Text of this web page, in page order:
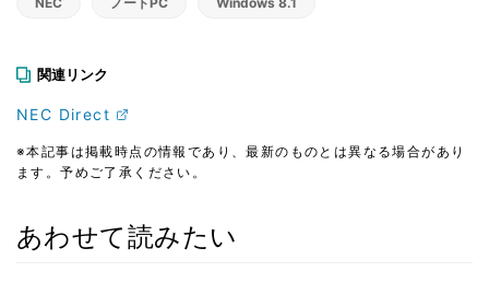
関連リンク
NEC Direct
※本記事は掲載時点の情報であり、最新のものとは異なる場合があり
ます。予めご了承ください。
あわせて読みたい